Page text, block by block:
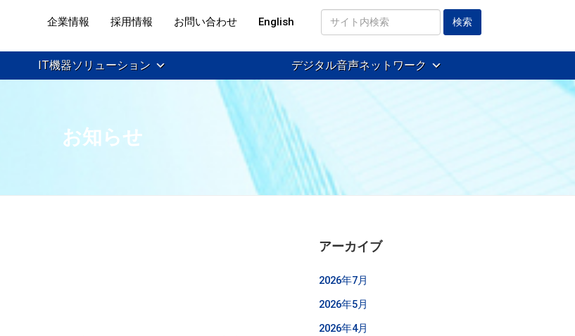
企業情報 採用情報 お問い合わせ English
サ
イ
ト
IT機器ソリューション デジタル音声ネットワーク
お知らせ
アーカイブ
2026年7月
2026年5月
2026年4月